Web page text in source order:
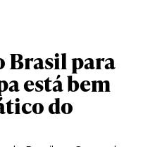
Brasil para
está bem
do